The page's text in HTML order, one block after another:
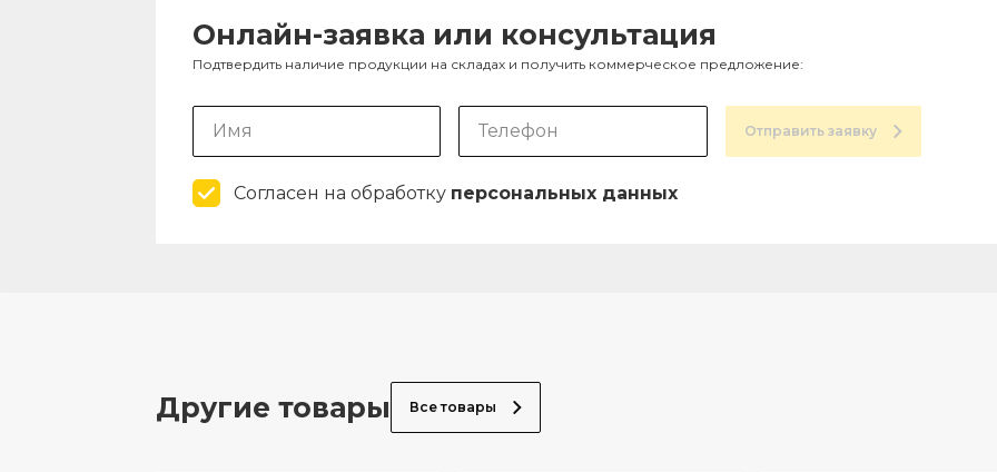
Онлайн-заявка или консультация
Подтвердить наличие продукции на складах и получить коммерческое предложение:
Отправить заявку
Согласен на обработку персональных данных
Другие товары Все товары